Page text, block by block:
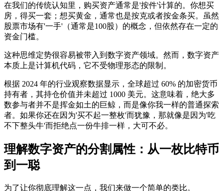
在我们的传统认知里，购买资产通常是'按件'计算的。你想买
房，得买一套；想买黄金，通常也是按克或者按金条买。虽然
股票市场有'一手'（通常是100股）的概念，但依然存在一定的
资金门槛。
这种思维定势很容易被带入到数字资产领域。然而，数字资产
本质上是计算机代码，它不受物理形态的限制。
根据 2024 年的行业观察数据显示，全球超过 60% 的加密货币
持有者，其持仓价值并未超过 1000 美元。这意味着，绝大多
数参与者并不是挥金如土的巨鲸，而是像你我一样的普通探索
者。如果你还在因为'买不起一整枚'而犹豫，那就像是因为'吃
不下整头牛'而拒绝点一份牛排一样，大可不必。
理解数字资产的分割属性：从一枚比特币
到一聪
为了让你彻底理解这一点，我们来做一个简单的类比。